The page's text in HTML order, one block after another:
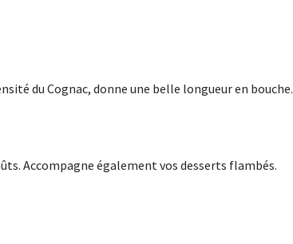
du Cognac, donne une belle longueur en bouche.
Accompagne également vos desserts flambés.